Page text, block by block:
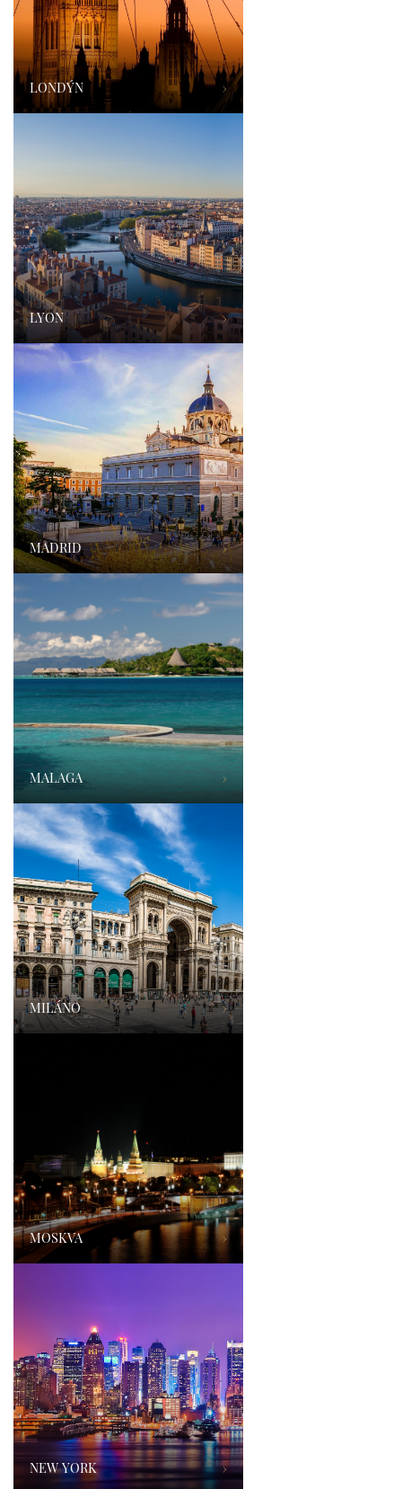
LONDÝN ›
LYON ›
MADRID ›
MALAGA ›
MILÁNO ›
MOSKVA ›
NEW YORK ›